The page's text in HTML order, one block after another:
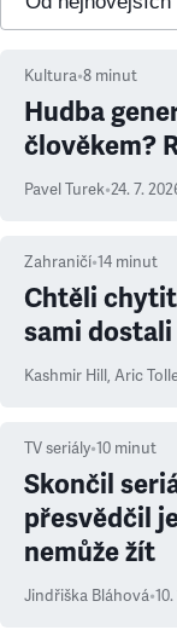
Kultura•8 minut
Hudba
člověkem?
Pavel Turek•24. 7.
Zahraničí•14 minut
Chtěli
sami
Kashmir Hill, Aric
TV seriály•10 minut
Skončil
přesvědčil
nemůže žít
Jindřiška Bláhová•